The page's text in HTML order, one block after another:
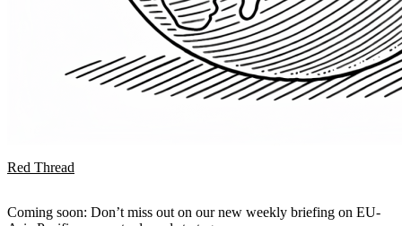
Red Thread
Coming soon: Don’t miss out on our new weekly briefing on EU-